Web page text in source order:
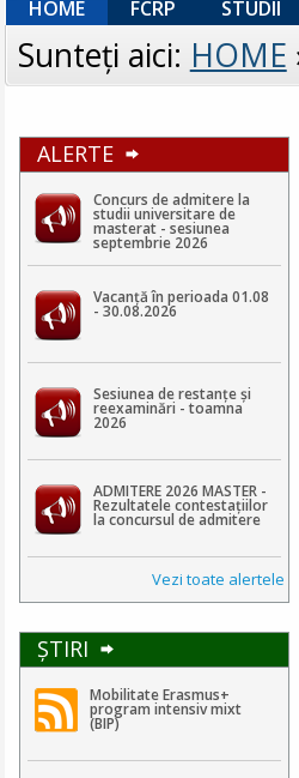
HOME FCRP STUDII
Sunteţi aici: HOME
ALERTE
Concurs de admitere la
studii universitare de
masterat - sesiunea
septembrie 2026
Vacanță în perioada 01.08
- 30.08.2026
Sesiunea de restanțe și
reexaminări - toamna
2026
ADMITERE 2026 MASTER -
Rezultatele contestaţiilor
la concursul de admitere
Vezi toate alertele
ŞTIRI
Mobilitate Erasmus+
program intensiv mixt
(BIP)